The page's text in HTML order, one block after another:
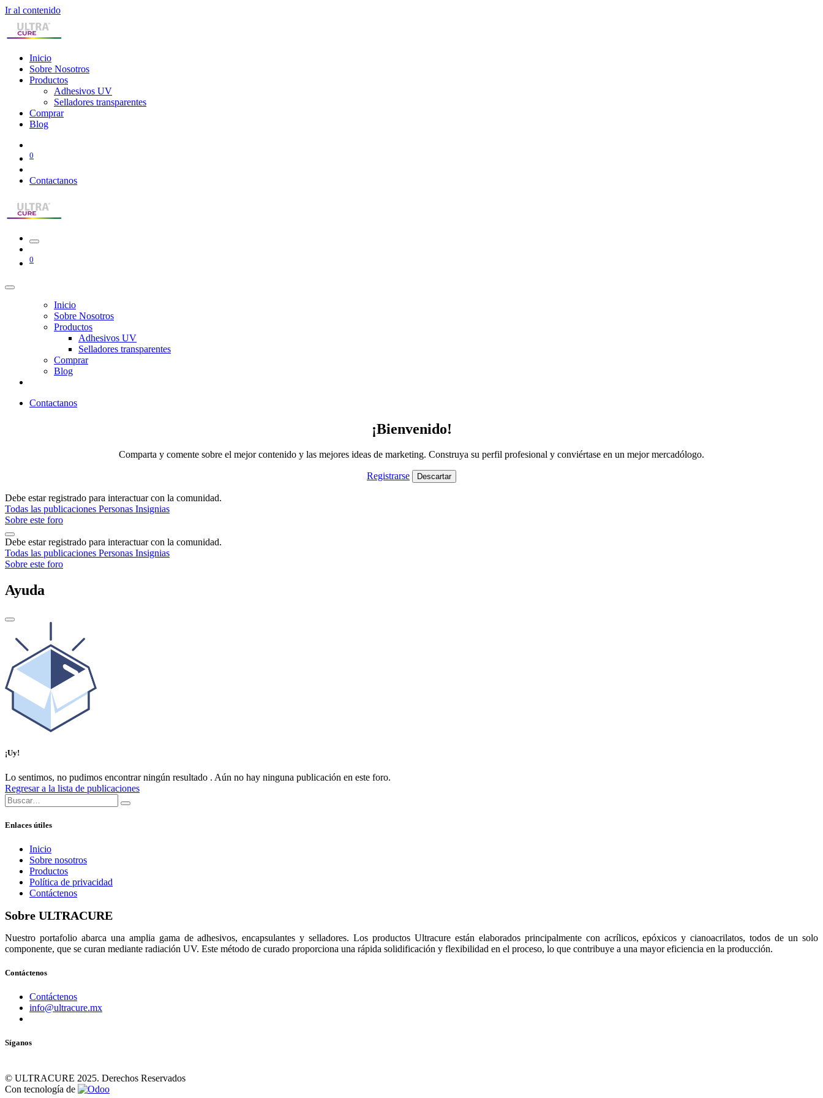
Ir al contenido
Inicio
Sobre Nosotros
Productos
Adhesivos UV
Selladores transparentes
Comprar
Blog
0
Contactanos
0
Inicio
Sobre Nosotros
Productos
Adhesivos UV
Selladores transparentes
Comprar
Blog
Contactanos
¡Bienvenido!
Comparta y comente sobre el mejor contenido y las mejores ideas de marketing. Construya su perfil profesional y conviértase en un mejor mercadólogo.
Registrarse Descartar
Debe estar registrado para interactuar con la comunidad.
Todas las publicaciones Personas Insignias
Sobre este foro
Debe estar registrado para interactuar con la comunidad.
Todas las publicaciones Personas Insignias
Sobre este foro
Ayuda
¡Uy!
Lo sentimos, no pudimos encontrar ningún resultado . Aún no hay ninguna publicación en este foro.
Regresar a la lista de publicaciones
Enlaces útiles
Inicio
Sobre nosotros
Productos
Política de privacidad
Contáctenos
Sobre ULTRACURE
Nuestro portafolio abarca una amplia gama de adhesivos, encapsulantes y selladores. Los productos Ultracure están elaborados principalmente con acrílicos, epóxicos y cianoacrilatos, todos de un solo
componente, que se curan mediante radiación UV. Este método de curado proporciona una rápida solidificación y flexibilidad en el proceso, lo que contribuye a una mayor eficiencia en la producción.
Contáctenos
Contáctenos
info@ultracure.mx
Síganos
© ULTRACURE 2025. Derechos Reservados
Con tecnología de